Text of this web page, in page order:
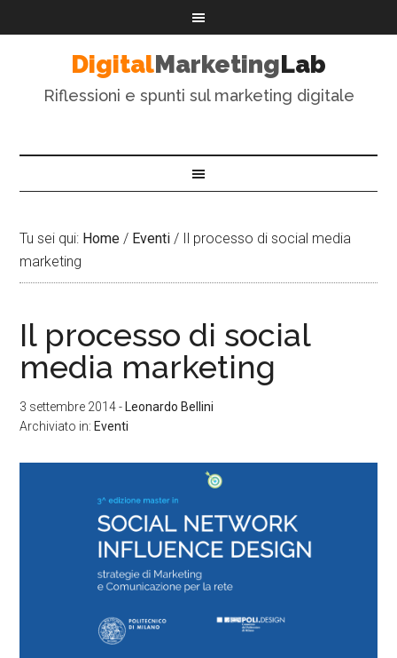
DigitalMarketingLab
Riflessioni e spunti sul marketing digitale
Tu sei qui: Home / Eventi / Il processo di social media
marketing
Il processo di social
media marketing
3 settembre 2014- Leonardo Bellini
Archiviato in: Eventi